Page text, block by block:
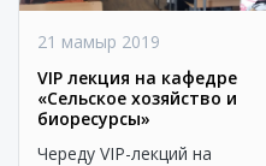
21 мамыр 2019
VIP лекция на кафедре
«Сельское хозяйство и
биоресурсы»
Череду VIP-лекций на